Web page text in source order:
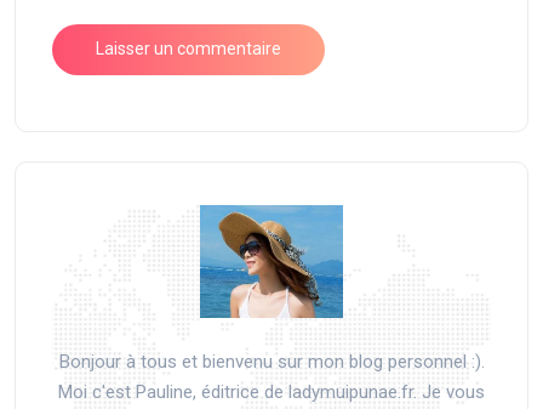
Bonjour à tous et bienvenu sur mon blog personnel :).
Moi c'est Pauline, éditrice de ladymuipunae.fr. Je vous